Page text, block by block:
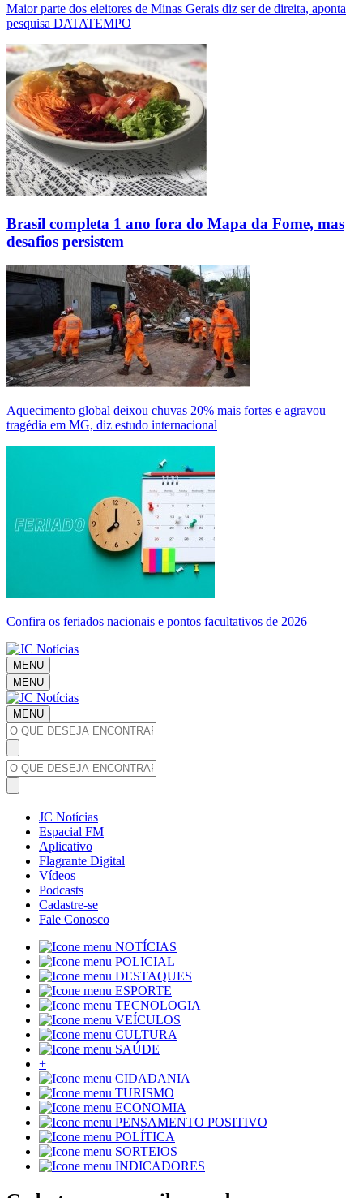
Maior parte dos eleitores de Minas Gerais diz ser de direita, aponta
pesquisa DATATEMPO
Brasil completa 1 ano fora do Mapa da Fome, mas
desafios persistem
Aquecimento global deixou chuvas 20% mais fortes e agravou
tragédia em MG, diz estudo internacional
Confira os feriados nacionais e pontos facultativos de 2026
MENU
MENU
MENU
JC Notícias
Espacial FM
Aplicativo
Flagrante Digital
Vídeos
Podcasts
Cadastre-se
Fale Conosco
NOTÍCIAS
POLICIAL
DESTAQUES
ESPORTE
TECNOLOGIA
VEÍCULOS
CULTURA
SAÚDE
+
CIDADANIA
TURISMO
ECONOMIA
PENSAMENTO POSITIVO
POLÍTICA
SORTEIOS
INDICADORES